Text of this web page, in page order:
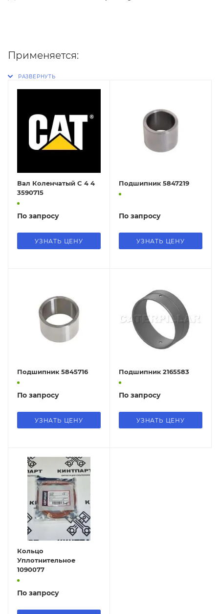
Применяется:
Вал Коленчатый C 4 4
3590715
По запросу
УЗНАТЬ ЦЕНУ
Подшипник 5847219
По запросу
УЗНАТЬ ЦЕНУ
Подшипник 5845716
По запросу
УЗНАТЬ ЦЕНУ
Подшипник 2165583
По запросу
УЗНАТЬ ЦЕНУ
Кольцо
Уплотнительное
1090077
По запросу